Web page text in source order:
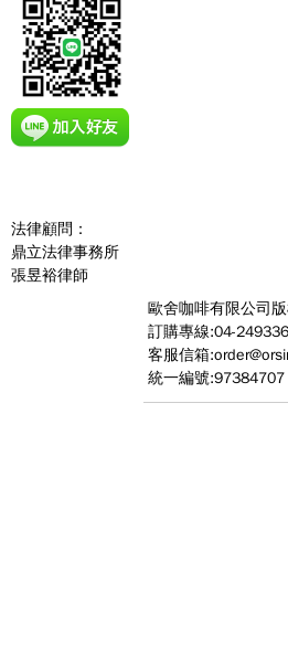
法律顧問：
鼎立法律事務所
張昱裕律師
歐舍咖啡有限公司
訂購專線:04-
客服信箱:
統一編號:97384707